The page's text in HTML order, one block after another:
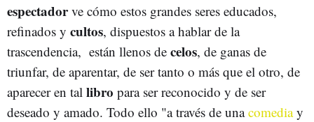
espectadorve cómo estos grandes seres educados,
refinados y cultos, dispuestos a hablar de la
trascendencia, están llenos de celos, de ganas de
triunfar, de aparentar, de ser tanto o más que el otro, de
aparecer en tal libro para ser reconocido y de ser
deseado y amado. Todo ello "a través de unacomediay